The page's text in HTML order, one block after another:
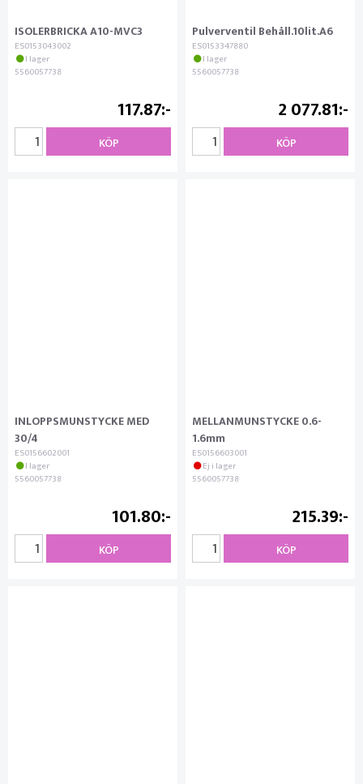
ISOLERBRICKA A10-MVC3
ES0153043002
I lager
5560057738
117.87
KÖP
Pulverventil Behåll.10lit.A6
ES0153347880
I lager
5560057738
2 077.81
KÖP
INLOPPSMUNSTYCKE MED
30/4
ES0156602001
I lager
5560057738
101.80
KÖP
MELLANMUNSTYCKE 0.6-
1.6mm
ES0156603001
Ej i lager
5560057738
215.39
KÖP